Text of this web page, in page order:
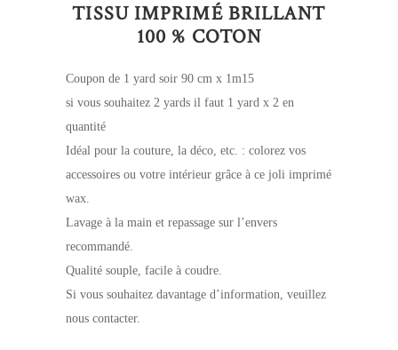
TISSU IMPRIMÉ BRILLANT
100 % COTON
Coupon de 1 yard soir 90 cm x 1m15
si vous souhaitez 2 yards il faut 1 yard x 2 en
quantité
Idéal pour la couture, la déco, etc. : colorez vos
accessoires ou votre intérieur grâce à ce joli imprimé
wax.
Lavage à la main et repassage sur l’envers
recommandé.
Qualité souple, facile à coudre.
Si vous souhaitez davantage d’information, veuillez
nous contacter.